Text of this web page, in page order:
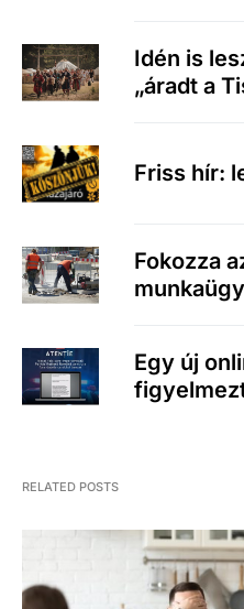
Idén is
„áradt a
Friss hír:
Fokozza
Egy új
RELATED POSTS